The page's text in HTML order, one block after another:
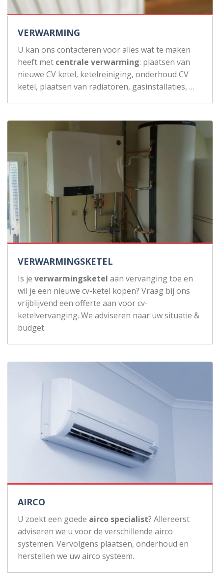
VERWARMING
U kan ons contacteren voor alles wat te maken
heeft met centrale verwarming: plaatsen van
nieuwe CV ketel, ketelreiniging, onderhoud CV
ketel, plaatsen van radiatoren, gasinstallaties, …
VERWARMINGSKETEL
Is je verwarmingsketel aan vervanging toe en
wil je een nieuwe cv-ketel kopen? Vraag bij ons
vrijblijvend een offerte aan voor cv-
ketelvervanging. We adviseren naar uw situatie &
budget.
AIRCO
U zoekt een goede airco specialist? Allereerst
adviseren we u voor de verschillende airco
systemen. Vervolgens plaatsen, onderhoud en
herstellen we uw airco systeem.